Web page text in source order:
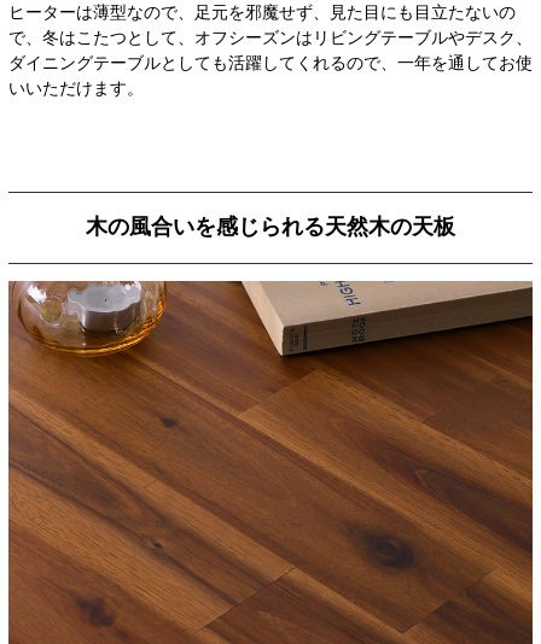
ヒーターは薄型なので、足元を邪魔せず、見た目にも目立たないの
で、冬はこたつとして、オフシーズンはリビングテーブルやデスク、
ダイニングテーブルとしても活躍してくれるので、一年を通してお使
いいただけます。
木の風合いを感じられる天然木の天板